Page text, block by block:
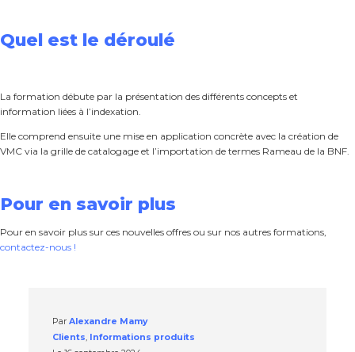
Quel est le déroulé
La formation débute par la présentation des différents concepts et
information liées à l’indexation.
Elle comprend ensuite une mise en application concrète avec la création de
VMC via la grille de catalogage et l’importation de termes Rameau de la BNF.
Pour en savoir plus
Pour en savoir plus sur ces nouvelles offres ou sur nos autres formations,
contactez-nous !
Par Alexandre Mamy
Clients, Informations produits